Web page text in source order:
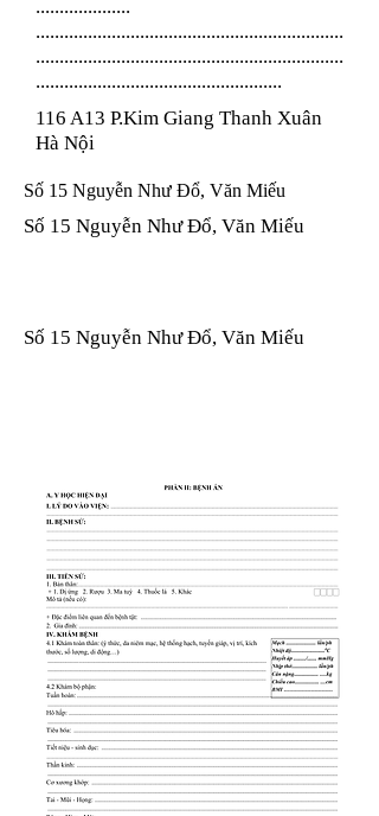
....................
.................................................................
.................................................................
....................................................
116 A13 P.Kim Giang Thanh Xuân
Hà Nội
Số 15 Nguyễn Như Đổ, Văn Miếu
Số 15 Nguyễn Như Đổ, Văn Miếu
Số 15 Nguyễn Như Đổ, Văn Miếu